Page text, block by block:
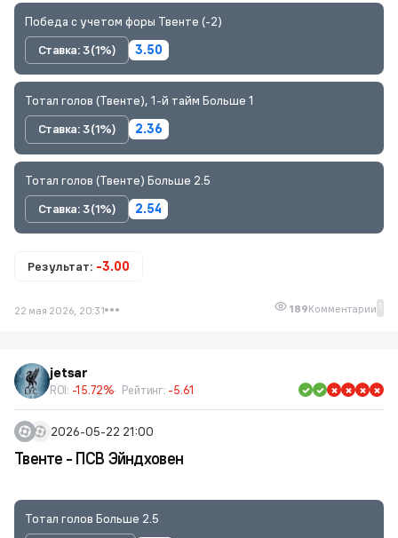
Победа с учетом форы Твенте (-2)
Ставка: 3 (1%)
3.50
Тотал голов (Твенте), 1-й тайм Больше 1
Ставка: 3 (1%)
2.36
Тотал голов (Твенте) Больше 2.5
Ставка: 3 (1%)
2.54
Результат: -3.00
22 мая 2026, 20:31 189Комментарии 1
jetsar
ROI: -15.72% Рейтинг: -5.61
2026-05-22 21:00
Твенте - ПСВ Эйндховен
Тотал голов Больше 2.5